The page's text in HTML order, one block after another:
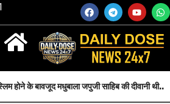
मधुबाला जपुजी साहिब की दीवानी थी..